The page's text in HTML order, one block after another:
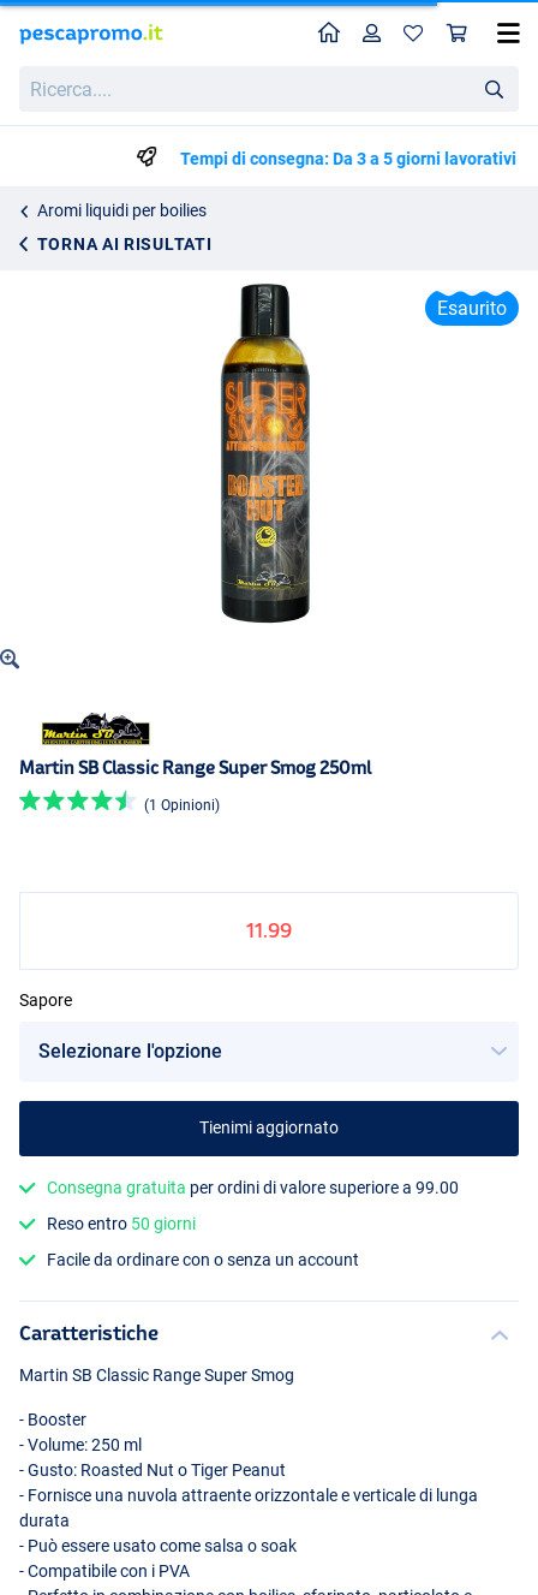
HomeProfilo
Tempi di consegna: Da 3 a 5 giorni lavorativi
Aromi liquidi per boilies
TORNA AI RISULTATI
Martin SB Classic Range Super Smog 250ml
Esaurito
Martin SB Classic Range Super Smog 250ml
(1 Opinioni)
11.99
Sapore
Tienimi aggiornato
Consegna gratuita per ordini di valore superiore a 99.00
Reso entro 50 giorni
Facile da ordinare con o senza un account
Caratteristiche
Martin SB Classic Range Super Smog
- Booster
- Volume: 250 ml
- Gusto: Roasted Nut o Tiger Peanut
- Fornisce una nuvola attraente orizzontale e verticale di lunga
durata
- Può essere usato come salsa o soak
- Compatibile con i PVA